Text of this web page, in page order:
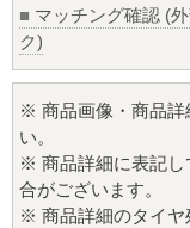
■ マッチング確認 (
ク)
※ 商品画像・商品詳
い。
※ 商品詳細に表記し
合がございます。
※ 商品詳細のタイヤ